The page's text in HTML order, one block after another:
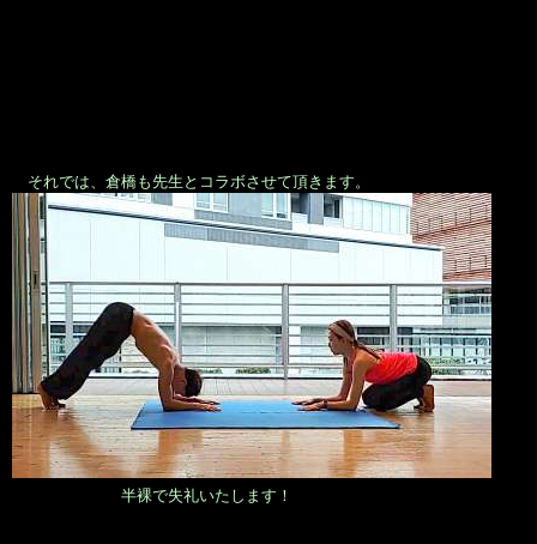
それでは、倉橋も先生とコラボさせて頂きます。
半裸で失礼いたします！